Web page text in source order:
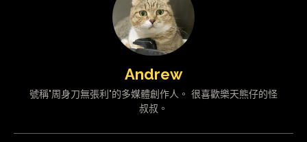
Andrew
號稱"周身刀無張利"的多媒體創作人。 很喜歡樂天熊仔的怪
叔叔。